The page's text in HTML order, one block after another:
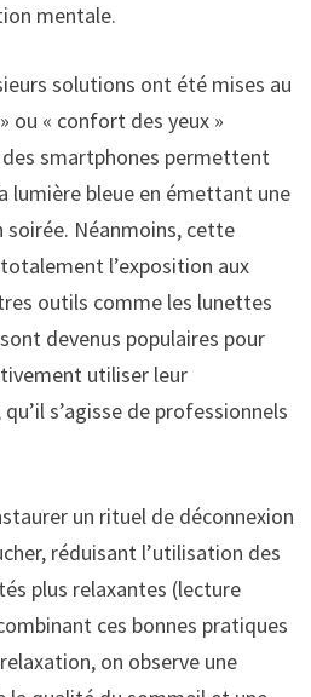
mentale.
solutions ont été mises au
ou « confort des yeux »
smartphones permettent
lumière bleue en émettant une
Néanmoins, cette
l’exposition aux
outils comme les lunettes
devenus populaires pour
utiliser leur
s’agisse de professionnels
un rituel de déconnexion
réduisant l’utilisation des
plus relaxantes (lecture
ces bonnes pratiques
on observe une